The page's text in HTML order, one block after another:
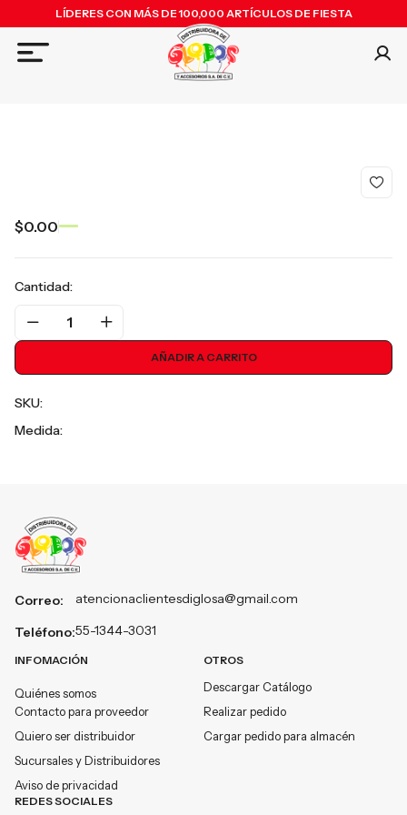
LÍDERES CON MÁS DE 100,000 ARTÍCULOS DE FIESTA
$0.00
Cantidad:
1
AÑADIR A CARRITO
SKU:
Medida:
Correo:
Teléfono:
atencionaclientesdiglosa@gmail.com
55-1344-3031
INFOMACIÓN
Quiénes somos
Contacto para proveedor
Quiero ser distribuidor
Sucursales y Distribuidores
Aviso de privacidad
OTROS
Descargar Catálogo
Realizar pedido
Cargar pedido para almacén
REDES SOCIALES